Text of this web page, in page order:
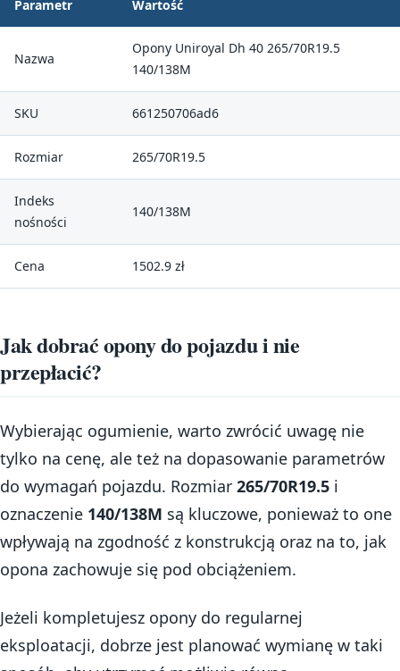
Parametr Wartość
Nazwa
Opony Uniroyal Dh 40 265/70R19.5
140/138M
SKU 661250706ad6
Rozmiar 265/70R19.5
Indeks
nośności
140/138M
Cena 1502.9 zł
Jak dobrać opony do pojazdu i nie
przepłacić?
Wybierając ogumienie, warto zwrócić uwagę nie
tylko na cenę, ale też na dopasowanie parametrów
do wymagań pojazdu. Rozmiar 265/70R19.5 i
oznaczenie 140/138M są kluczowe, ponieważ to one
wpływają na zgodność z konstrukcją oraz na to, jak
opona zachowuje się pod obciążeniem.
Jeżeli kompletujesz opony do regularnej
eksploatacji, dobrze jest planować wymianę w taki